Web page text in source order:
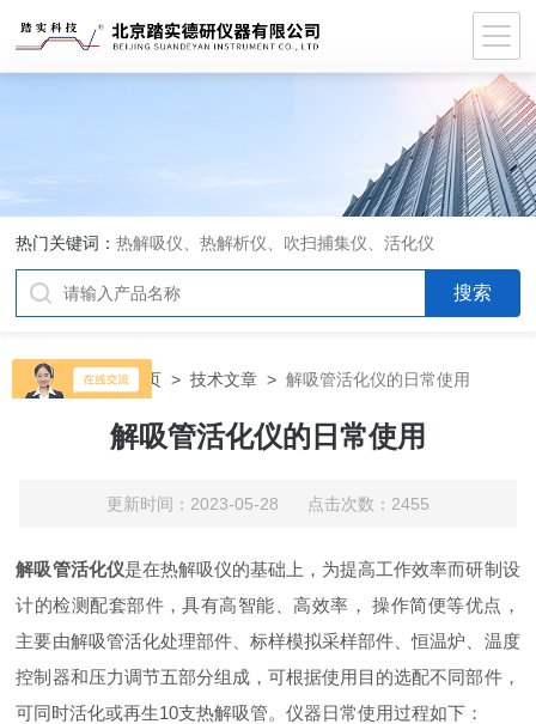
热门关键词：热解吸仪、热解析仪、吹扫捕集仪、活化仪
当前位置：首页 >技术文章 >解吸管活化仪的日常使用
解吸管活化仪的日常使用
更新时间：2023-05-28 点击次数：2455
解吸管活化仪是在热解吸仪的基础上，为提高工作效率而研制设
计的检测配套部件，具有高智能、高效率， 操作简便等优点，
主要由解吸管活化处理部件、标样模拟采样部件、恒温炉、温度
控制器和压力调节五部分组成，可根据使用目的选配不同部件，
可同时活化或再生10支热解吸管。仪器日常使用过程如下：